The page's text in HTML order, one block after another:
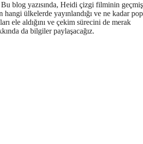
blog yazısında, Heidi çizgi filminin
hangi ülkelerde yayınlandığı ve ne kadar
ele aldığını ve çekim sürecini de merak
da bilgiler paylaşacağız.